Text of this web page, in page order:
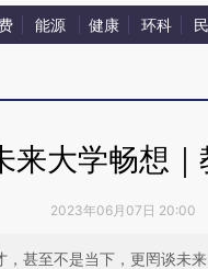
能源 健康 环科
来大学畅想｜
2023年06月07日 20:00
甚至不是当下，更罔谈未